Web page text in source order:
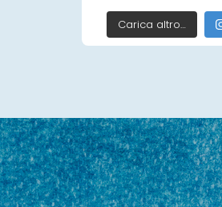
Carica altro…